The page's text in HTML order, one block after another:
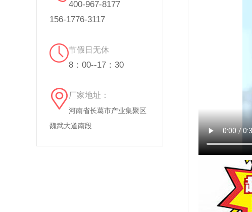
400-967-8177
156-1776-3117
节假日无休
8：00--17：30
厂家地址：
河南省长葛市产业集聚区
魏武大道南段